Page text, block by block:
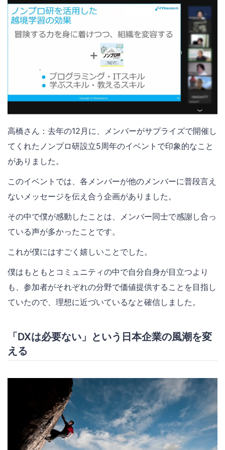
高橋さん：去年の12月に、メンバーがサプライズで開催し
てくれたノンプロ研設立5周年のイベントで印象的なこと
がありました。
このイベントでは、各メンバーが他のメンバーに普段言え
ないメッセージを伝え合う企画がありました。
その中で僕が感動したことは、メンバー同士で感謝し合っ
ている声が多かったことです。
これが僕にはすごく嬉しいことでした。
僕はもともとコミュニティの中で自分自身が目立つより
も、参加者がそれぞれの分野で価値提供することを目指し
ていたので、理想に近づいているなと確信しました。
「DXは必要ない」という日本企業の風潮を変
える